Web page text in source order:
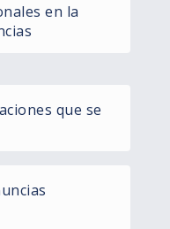
en la
que se